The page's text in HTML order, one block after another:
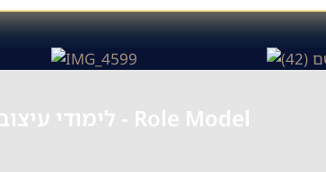
Role Model - לימודי עיצוב שיער